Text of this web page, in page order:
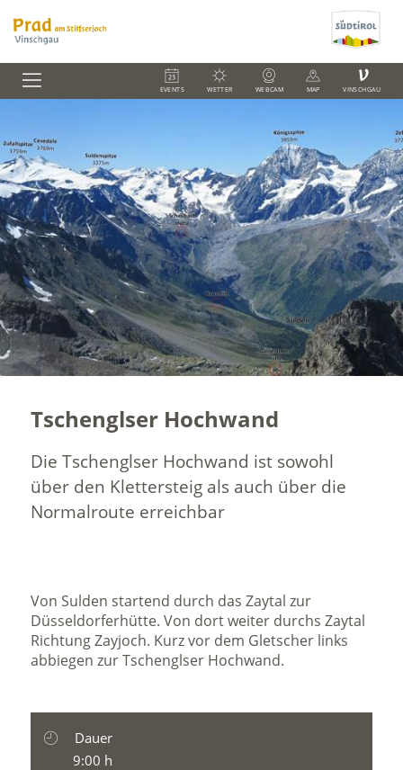
EVENTS WETTER WEBCAM MAP
V
VINSCHGAU
Tschenglser Hochwand
Die Tschenglser Hochwand ist sowohl
über den Klettersteig als auch über die
Normalroute erreichbar
Von Sulden startend durch das Zaytal zur
Düsseldorferhütte. Von dort weiter durchs Zaytal
Richtung Zayjoch. Kurz vor dem Gletscher links
abbiegen zur Tschenglser Hochwand.
Dauer
9:00 h